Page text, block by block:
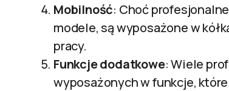
Mobilność: Choć
modele, są wyposażone w
pracy.
Funkcje dodatkowe: Wiele
wyposażonych w funkcje,